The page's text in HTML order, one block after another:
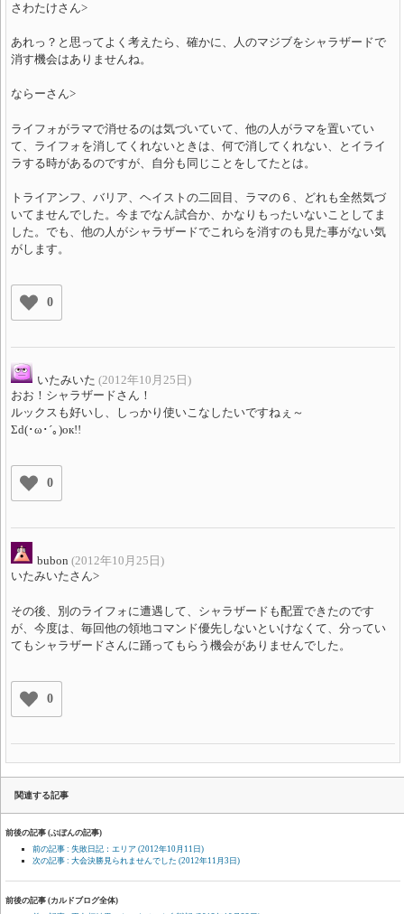
さわたけさん>
あれっ？と思ってよく考えたら、確かに、人のマジブをシャラザードで
消す機会はありませんね。
ならーさん>
ライフォがラマで消せるのは気づいていて、他の人がラマを置いてい
て、ライフォを消してくれないときは、何で消してくれない、とイライ
ラする時があるのですが、自分も同じことをしてたとは。
トライアンフ、バリア、ヘイストの二回目、ラマの６、どれも全然気づ
いてませんでした。今までなん試合か、かなりもったいないことしてま
した。でも、他の人がシャラザードでこれらを消すのも見た事がない気
がします。
0
いたみいた (2012年10月25日)
おお！シャラザードさん！
ルックスも好いし、しっかり使いこなしたいですねぇ～
Σd(･ω･´｡)ок!!
0
bubon (2012年10月25日)
いたみいたさん>
その後、別のライフォに遭遇して、シャラザードも配置できたのです
が、今度は、毎回他の領地コマンド優先しないといけなくて、分ってい
てもシャラザードさんに踊ってもらう機会がありませんでした。
0
関連する記事
前後の記事 (ぶぼんの記事)
前の記事 : 失敗日記：エリア (2012年10月11日)
次の記事 : 大会決勝見られませんでした (2012年11月3日)
前後の記事 (カルドブログ全体)